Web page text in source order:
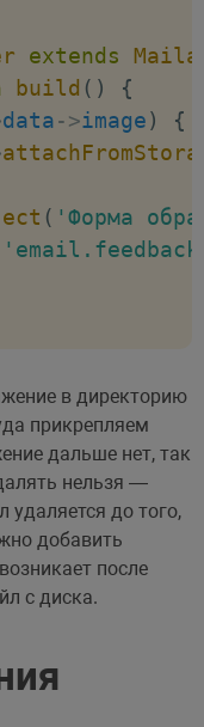
extends
build ( )
{
data->image)
{
( 'Форма
в директорию
прикрепляем
дальше нет, так
нельзя —
удаляется до того,
добавить
после
с диска.